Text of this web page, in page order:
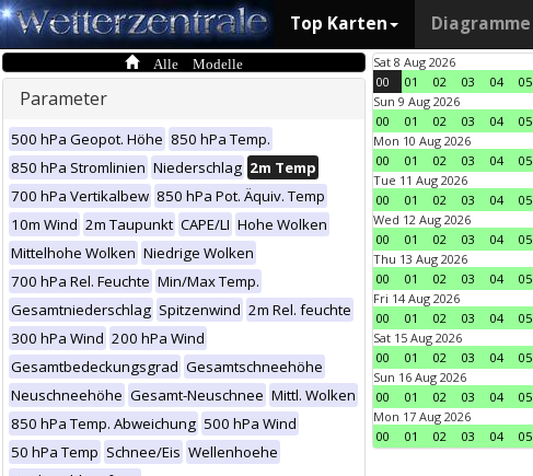
Top Karten Diagramme
Alle Modelle
Parameter
500 hPa Geopot. Höhe 850 hPa Temp.
850 hPa Stromlinien Niederschlag 2m Temp
700 hPa Vertikalbew 850 hPa Pot. Äquiv. Temp
10m Wind 2m Taupunkt CAPE/LI Hohe Wolken
Mittelhohe Wolken Niedrige Wolken
700 hPa Rel. Feuchte Min/Max Temp.
Gesamtniederschlag Spitzenwind 2m Rel. feuchte
300 hPa Wind 200 hPa Wind
Gesamtbedeckungsgrad Gesamtschneehöhe
Neuschneehöhe Gesamt-Neuschnee Mittl. Wolken
850 hPa Temp. Abweichung 500 hPa Wind
50 hPa Temp Schnee/Eis Wellenhoehe
Sat 8 Aug 2026
00
01 02 03 04 05
Sun 9 Aug 2026
00
01 02 03 04 05
Mon 10 Aug 2026
00
01 02 03 04 05
Tue 11 Aug 2026
00
01 02 03 04 05
Wed 12 Aug 2026
00
01 02 03 04 05
Thu 13 Aug 2026
00
01 02 03 04 05
Fri 14 Aug 2026
00
01 02 03 04 05
Sat 15 Aug 2026
00
01 02 03 04 05
Sun 16 Aug 2026
00
01 02 03 04 05
Mon 17 Aug 2026
00
01 02 03 04 05